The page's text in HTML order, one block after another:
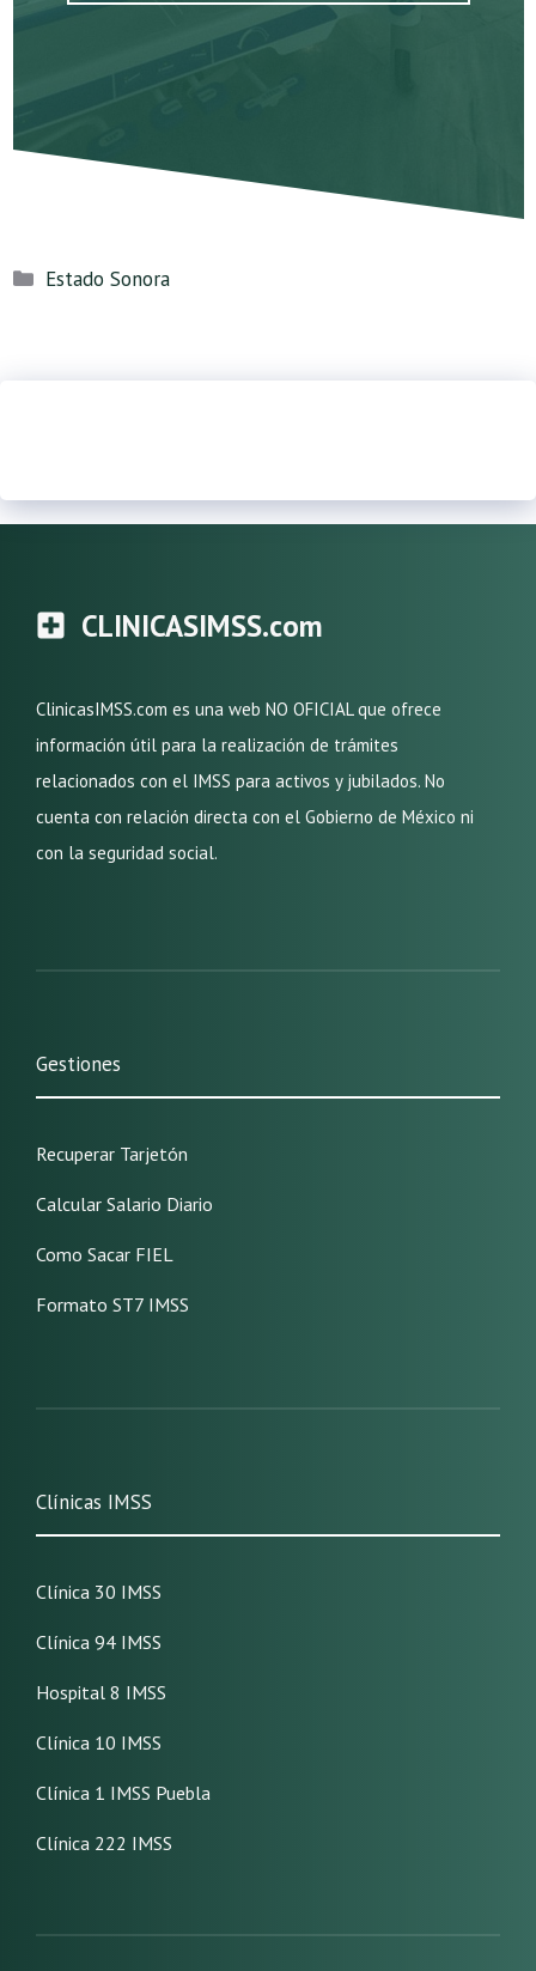
Categorías
Estado Sonora
CLINICASIMSS.com
ClinicasIMSS.com es una web NO OFICIAL que ofrece
información útil para la realización de trámites
relacionados con el IMSS para activos y jubilados. No
cuenta con relación directa con el Gobierno de México ni
con la seguridad social.
Gestiones
Recuperar Tarjetón
Calcular Salario Diario
Como Sacar FIEL
Formato ST7 IMSS
Clínicas IMSS
Clínica 30 IMSS
Clínica 94 IMSS
Hospital 8 IMSS
Clínica 10 IMSS
Clínica 1 IMSS Puebla
Clínica 222 IMSS